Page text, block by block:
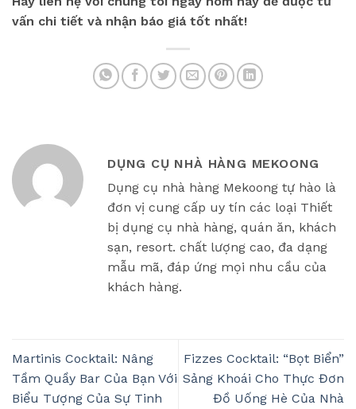
vấn chi tiết và nhận báo giá tốt nhất!
DỤNG CỤ NHÀ HÀNG MEKOONG
Dụng cụ nhà hàng Mekoong tự hào là
đơn vị cung cấp uy tín các loại Thiết
bị dụng cụ nhà hàng, quán ăn, khách
sạn, resort. chất lượng cao, đa dạng
mẫu mã, đáp ứng mọi nhu cầu của
khách hàng.
Martinis Cocktail: Nâng
Tầm Quầy Bar Của Bạn Với
Biểu Tượng Của Sự Tinh
Fizzes Cocktail: “Bọt Biển”
Sảng Khoái Cho Thực Đơn
Đồ Uống Hè Của Nhà